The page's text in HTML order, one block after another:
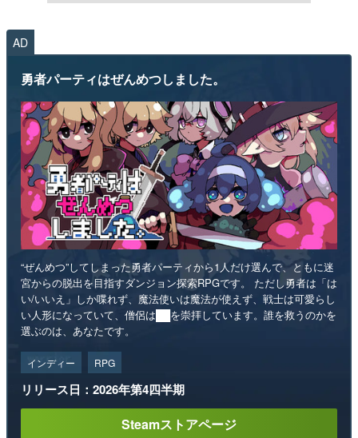
AD
勇者パーティはぜんめつしました。
“ぜんめつ”してしまった勇者パーティから1人だけ選んで、ともに迷
宮からの脱出を目指すダンジョン探索RPGです。 ただし勇者は「は
い/いいえ」しか喋れず、魔法使いは魔法が使えず、戦士は可愛らし
い人形になっていて、僧侶は██を崇拝しています。誰を救うのかを
選ぶのは、あなたです。
インディー RPG
リリース日：2026年第4四半期
Steamストアページ